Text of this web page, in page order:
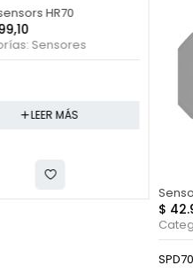
Sensor de Velocidad SPD70